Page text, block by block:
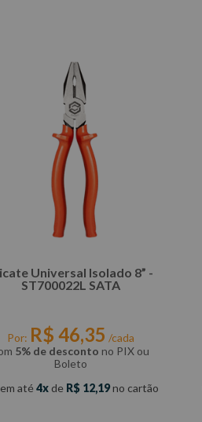
Universal Isolado 8” -
ST700022L SATA
Por: R$ 46,35 /cada
5% de desconto no PIX ou
Boleto
até4 de R$ 12,19no cartão